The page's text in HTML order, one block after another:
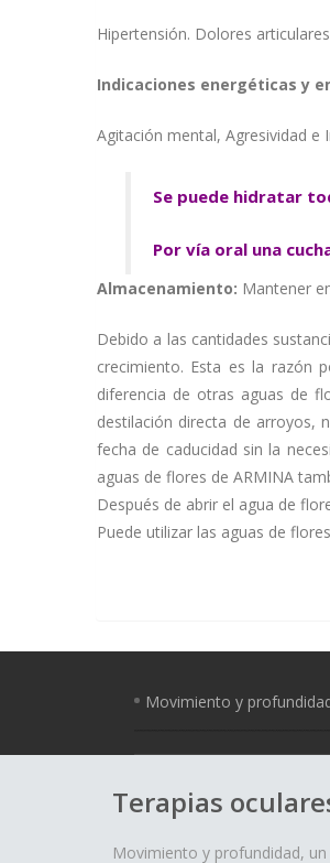
Hipertensión. Dolores
Indicaciones energéticas y
Agitación mental, Agresividad e
Se puede hidratar
Por vía oral una
Almacenamiento: Mantener
Debido a las cantidades
crecimiento. Esta es la razón
diferencia de otras aguas de
destilación directa de arroyos,
fecha de caducidad sin la
aguas de flores de ARMINA
Después de abrir el agua de
Puede utilizar las aguas de
Movimiento y
Terapias
Movimiento y profundidad,